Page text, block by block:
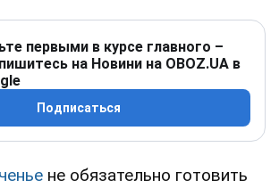
первыми в курсе главного –
на Новини на OBOZ.UA в
Подписаться
не обязательно готовить